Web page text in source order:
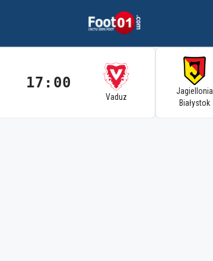
17:00
Vaduz
Jagiellonia
Białystok